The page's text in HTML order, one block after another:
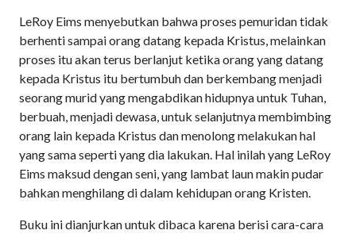
LeRoy Eims menyebutkan bahwa proses pemuridan tidak
berhenti sampai orang datang kepada Kristus, melainkan
proses itu akan terus berlanjut ketika orang yang datang
kepada Kristus itu bertumbuh dan berkembang menjadi
seorang murid yang mengabdikan hidupnya untuk Tuhan,
berbuah, menjadi dewasa, untuk selanjutnya membimbing
orang lain kepada Kristus dan menolong melakukan hal
yang sama seperti yang dia lakukan. Hal inilah yang LeRoy
Eims maksud dengan seni, yang lambat laun makin pudar
bahkan menghilang di dalam kehidupan orang Kristen.
Buku ini dianjurkan untuk dibaca karena berisi cara-cara